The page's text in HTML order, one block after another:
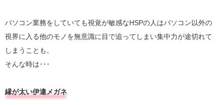
パソコン業務をしていても視覚が敏感なHSPの人はパソコン以外の
視界に入る他のモノを無意識に目で追ってしまい集中力が途切れて
しまうことも。
そんな時は･･･
縁が太い伊違メガネ